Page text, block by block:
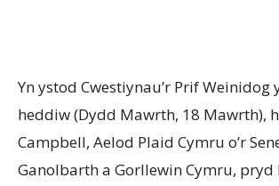
Yn ystod Cwestiynau’r Prif Weinidog
heddiw (Dydd Mawrth, 18 Mawrth),
Campbell, Aelod Plaid Cymru o’r
Ganolbarth a Gorllewin Cymru, pryd